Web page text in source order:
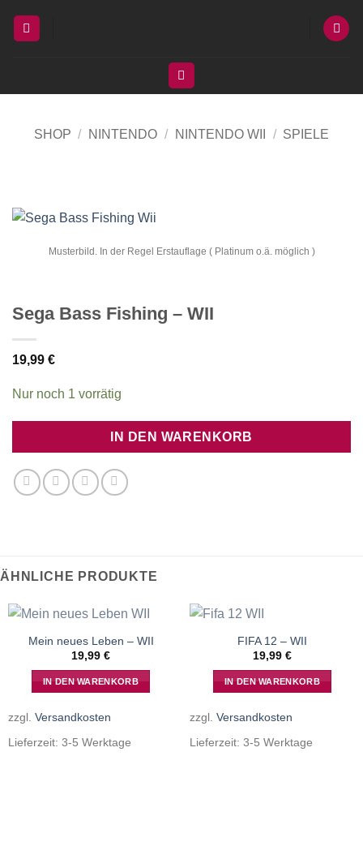
Inhalt
SHOP / NINTENDO / NINTENDO WII / SPIELE
Musterbild. In der Regel Erstauflage ( Platinum o.ä. möglich )
Sega Bass Fishing – WII
19,99 €
Nur noch 1 vorrätig
IN DEN WARENKORB
ÄHNLICHE PRODUKTE
Mein neues Leben – WII
19,99 €
IN DEN WARENKORB
zzgl. Versandkosten
Lieferzeit: 3-5 Werktage
FIFA 12 – WII
19,99 €
IN DEN WARENKORB
zzgl. Versandkosten
Lieferzeit: 3-5 Werktage